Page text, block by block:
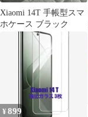
Xiaomi 14T 手帳型スマ
ホケース ブラック
¥899